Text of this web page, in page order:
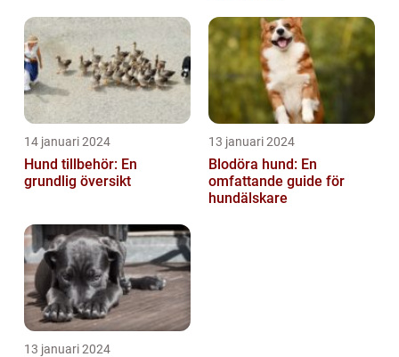
14 januari 2024
Hund tillbehör: En
grundlig översikt
13 januari 2024
Blodöra hund: En
omfattande guide för
hundälskare
13 januari 2024